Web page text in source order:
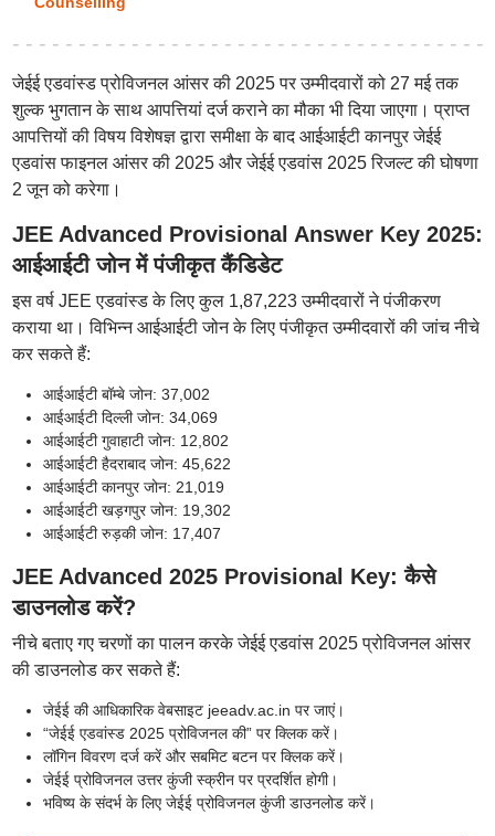
जेईई एडवांस्ड प्रोविजनल आंसर की 2025 पर उम्मीदवारों को 27 मई तक
शुल्क भुगतान के साथ आपत्तियां दर्ज कराने का मौका भी दिया जाएगा। प्राप्त
आपत्तियों की विषय विशेषज्ञ द्वारा समीक्षा के बाद आईआईटी कानपुर जेईई
एडवांस फाइनल आंसर की 2025 और जेईई एडवांस 2025 रिजल्ट की घोषणा
2 जून को करेगा।
JEE Advanced Provisional Answer Key 2025:
आईआईटी जोन में पंजीकृत कैंडिडेट
इस वर्ष JEE एडवांस्ड के लिए कुल 1,87,223 उम्मीदवारों ने पंजीकरण
कराया था। विभिन्न आईआईटी जोन के लिए पंजीकृत उम्मीदवारों की जांच नीचे
कर सकते हैं:
आईआईटी बॉम्बे जोन: 37,002
आईआईटी दिल्ली जोन: 34,069
आईआईटी गुवाहाटी जोन: 12,802
आईआईटी हैदराबाद जोन: 45,622
आईआईटी कानपुर जोन: 21,019
आईआईटी खड़गपुर जोन: 19,302
आईआईटी रुड़की जोन: 17,407
JEE Advanced 2025 Provisional Key: कैसे
डाउनलोड करें?
नीचे बताए गए चरणों का पालन करके जेईई एडवांस 2025 प्रोविजनल आंसर
की डाउनलोड कर सकते हैं:
जेईई की आधिकारिक वेबसाइट jeeadv.ac.in पर जाएं।
“जेईई एडवांस्ड 2025 प्रोविजनल की” पर क्लिक करें।
लॉगिन विवरण दर्ज करें और सबमिट बटन पर क्लिक करें।
जेईई प्रोविजनल उत्तर कुंजी स्क्रीन पर प्रदर्शित होगी।
भविष्य के संदर्भ के लिए जेईई प्रोविजनल कुंजी डाउनलोड करें।